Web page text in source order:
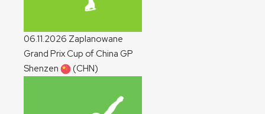
06.11.2026 Zaplanowane
Grand Prix Cup of China GP
Shenzen
(CHN)